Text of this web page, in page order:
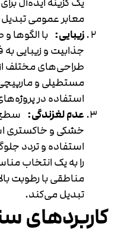
معابر عمومی
زیبایی: با الگوها
جذابیت و زیبایی
طراحی‌های مختلف
مستطیلی و
استفاده در
عدم لغزندگی: سطح
خشکی و خاکستری
استفاده و تردد
را به یک انتخاب
مناطقی با رطوبت
تبدیل می‌کند.
کاربردهای